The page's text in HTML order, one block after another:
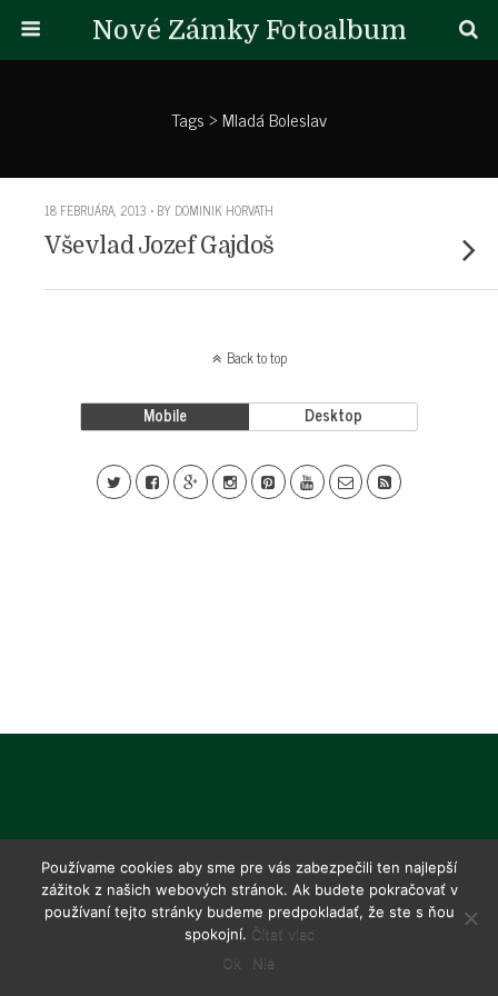
Nové Zámky Fotoalbum
Tags › Mladá Boleslav
18 FEBRUÁRA, 2013 • BY DOMINIK HORVATH
Vševlad Jozef Gajdoš
Back to top
Mobile Desktop
Používame cookies aby sme pre vás zabezpečili ten najlepší
zážitok z našich webových stránok. Ak budete pokračovať v
používaní tejto stránky budeme predpokladať, že ste s ňou
spokojní. Čítať viac
Ok
Nie